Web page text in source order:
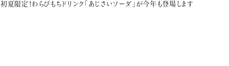
初夏限定！わらびもちドリンク「あじさいソーダ」が今年も登場します